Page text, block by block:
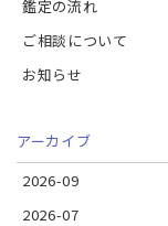
鑑定の流れ
ご相談について
お知らせ
アーカイブ
2026-09
2026-07